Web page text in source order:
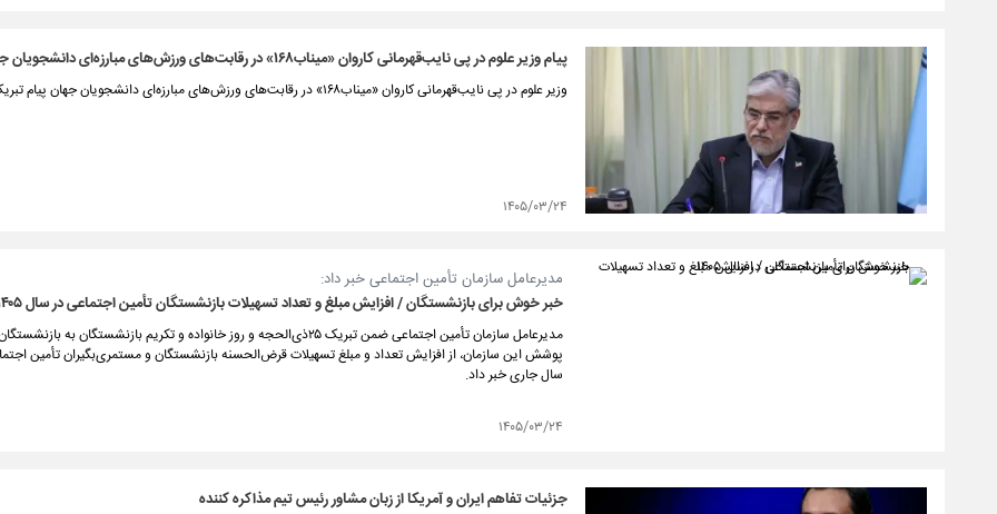
پیام وزیر علوم در پی نایب‌قهرمانی کاروان «میناب۱۶۸» در رقابت‌های ورزش‌های مبارزه‌ای دانشجویان جهان
وزیر علوم در پی نایب‌قهرمانی کاروان «میناب۱۶۸» در رقابت‌های ورزش‌های مبارزه‌ای دانشجویان جهان پیام تبریک صادر کرد.
۱۴۰۵/۰۳/۲۴
مدیرعامل سازمان تأمین اجتماعی خبر داد:
خبر خوش برای بازنشستگان / افزایش مبلغ و تعداد تسهیلات بازنشستگان تأمین اجتماعی در سال ۱۴۰۵
مدیرعامل سازمان تأمین اجتماعی ضمن تبریک ۲۵ذی‌الحجه و روز خانواده و تکریم بازنشستگان به
پوشش این سازمان، از افزایش تعداد و مبلغ تسهیلات قرض‌الحسنه بازنشستگان و مستمری‌بگیران تأمین
سال جاری خبر داد.
۱۴۰۵/۰۳/۲۴
جزئیات تفاهم ایران و آمریکا از زبان مشاور رئیس تیم مذاکره کننده